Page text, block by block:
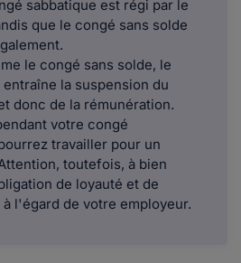
sabbatique est régi par le
que le congé sans solde
le congé sans solde, le
la suspension du
donc de la rémunération.
votre congé
travailler pour un
toutefois, à bien
de loyauté et de
l'égard de votre employeur.